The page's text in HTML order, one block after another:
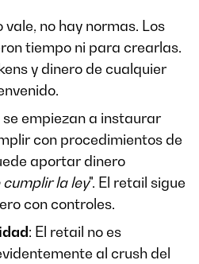
vale, no hay normas. Los
tiempo ni para crearlas.
y dinero de cualquier
se empiezan a instaurar
con procedimientos de
aportar dinero
cumplir la ley". El retail sigue
con controles.
: El retail no es
al crush del